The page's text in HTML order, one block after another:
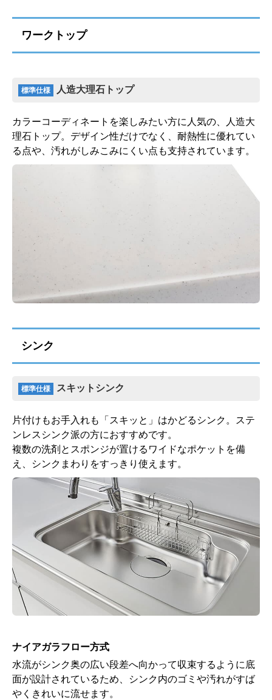
ワークトップ
標準仕様 人造大理石トップ
カラーコーディネートを楽しみたい方に人気の、人造大
理石トップ。デザイン性だけでなく、耐熱性に優れてい
る点や、汚れがしみこみにくい点も支持されています。
シンク
標準仕様 スキットシンク
片付けもお手入れも「スキッと」はかどるシンク。ステ
ンレスシンク派の方におすすめです。
複数の洗剤とスポンジが置けるワイドなポケットを備
え、シンクまわりをすっきり使えます。
ナイアガラフロー方式
水流がシンク奥の広い段差へ向かって収束するように底
面が設計されているため、シンク内のゴミや汚れがすば
やくきれいに流せます。